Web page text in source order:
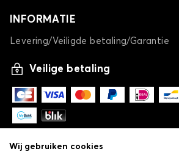
INFORMATIE
Levering/Veiligde betaling/Garantie
Veilige betaling
Wij gebruiken cookies